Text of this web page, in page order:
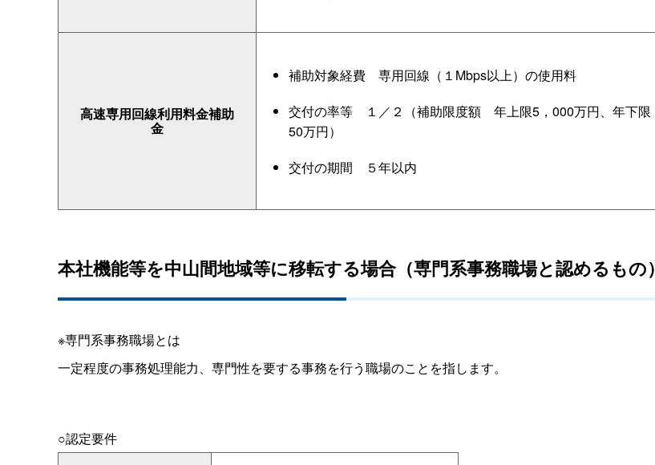
高速専用回線利用料金補助
金
補助対象経費 専用回線（１Mbps以上）の使用料
交付の率等 １／２（補助限度額 年上限5，000万円、年下限
50万円）
交付の期間 ５年以内
本社機能等を中山間地域等に移転する場合（専門系事務職場と認めるもの）
※専門系事務職場とは
一定程度の事務処理能力、専門性を要する事務を行う職場のことを指します。
○認定要件